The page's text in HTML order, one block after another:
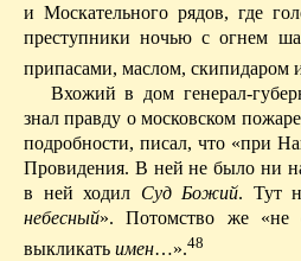
и Москательного рядов, где
преступники ночью с огнем
припасами, маслом, скипидаром
Вхожий в дом генерал-
знал правду о московском
подробности, писал, что «при
Провидения. В ней не было ни
в ней ходил Суд Божий. Тут
небесный». Потомство же «не
выкликать имен…».48